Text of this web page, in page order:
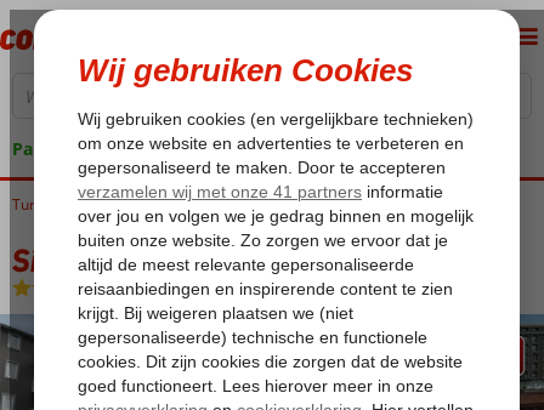
Pakketgarantie
Home
Turkije Turkse Riviera Side Kumkoy Side Kum Hotel
Side Kum Hotel
All Inclusive-Hotel